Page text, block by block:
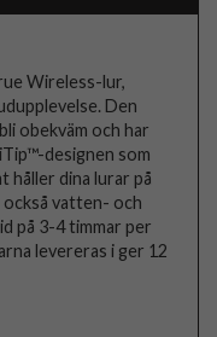
Wireless-lur,
Den
obekväm och har
designen som
håller dina lurar på
vatten- och
på 3-4 timmar per
levereras i ger 12